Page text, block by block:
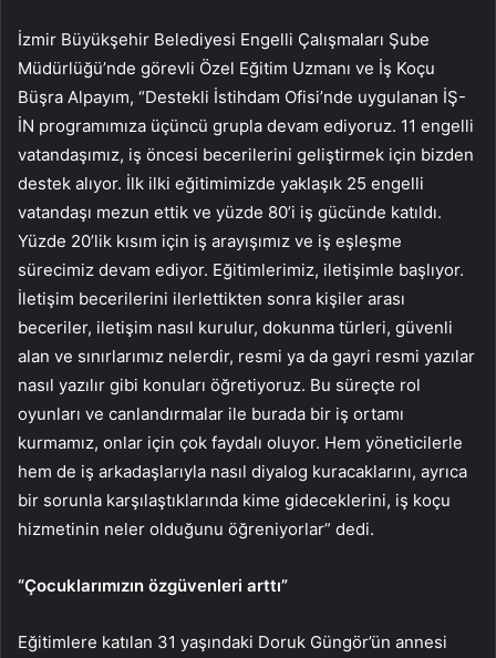
İzmir Büyükşehir Belediyesi Engelli Çalışmaları Şube
Müdürlüğü’nde görevli Özel Eğitim Uzmanı ve İş Koçu
Büşra Alpayım, “Destekli İstihdam Ofisi’nde uygulanan İŞ-
İN programımıza üçüncü grupla devam ediyoruz. 11 engelli
vatandaşımız, iş öncesi becerilerini geliştirmek için bizden
destek alıyor. İlk ilki eğitimimizde yaklaşık 25 engelli
vatandaşı mezun ettik ve yüzde 80’i iş gücünde katıldı.
Yüzde 20’lik kısım için iş arayışımız ve iş eşleşme
sürecimiz devam ediyor. Eğitimlerimiz, iletişimle başlıyor.
İletişim becerilerini ilerlettikten sonra kişiler arası
beceriler, iletişim nasıl kurulur, dokunma türleri, güvenli
alan ve sınırlarımız nelerdir, resmi ya da gayri resmi yazılar
nasıl yazılır gibi konuları öğretiyoruz. Bu süreçte rol
oyunları ve canlandırmalar ile burada bir iş ortamı
kurmamız, onlar için çok faydalı oluyor. Hem yöneticilerle
hem de iş arkadaşlarıyla nasıl diyalog kuracaklarını, ayrıca
bir sorunla karşılaştıklarında kime gideceklerini, iş koçu
hizmetinin neler olduğunu öğreniyorlar” dedi.
“Çocuklarımızın özgüvenleri arttı”
Eğitimlere katılan 31 yaşındaki Doruk Güngör’ün annesi